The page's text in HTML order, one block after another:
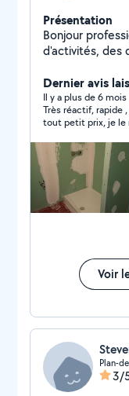
Présentation
Bonjour
d'activités, des
grande
technologique.
Dernier avis
Il y a plus de 6 mois
Très réactif, rapide
tout petit prix, je le
Voir
Plan-
3/